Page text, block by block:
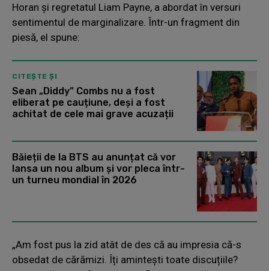
Horan și regretatul Liam Payne, a abordat în versuri
sentimentul de marginalizare. Într-un fragment din
piesă, el spune:
CITEȘTE ȘI
Sean „Diddy” Combs nu a fost
eliberat pe cauțiune, deși a fost
achitat de cele mai grave acuzații
Băieții de la BTS au anunțat că vor
lansa un nou album și vor pleca într-
un turneu mondial în 2026
„Am fost pus la zid atât de des că au impresia că-s
obsedat de cărămizi. Îți amintești toate discuțiile?